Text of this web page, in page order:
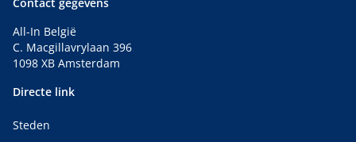
All-In België
C. Macgillavrylaan 396
1098 XB Amsterdam
Directe link
Steden